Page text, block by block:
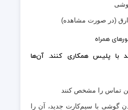
(در صورت مشاهده)
با پلیس همکاری کنند. آن‌ها
تماس را مشخص کنند
با سیم‌کارت جدید، آن را